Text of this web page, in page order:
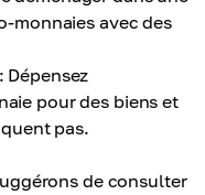
monnaies avec des
Dépensez
pour des biens et
pas.
de consulter